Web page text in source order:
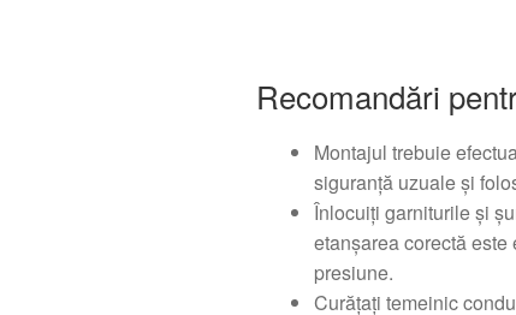
Recomandări
Montajul trebuie
siguranță uzuale și
Înlocuiți garniturile și
etanșarea corectă
presiune.
Curățați temeinic